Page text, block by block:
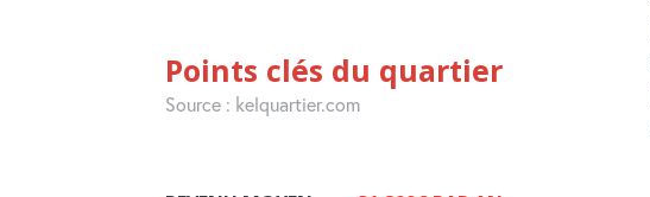
Points clés du quartier
Source : kelquartier.com